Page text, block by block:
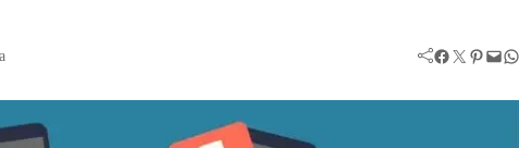
Facebook Twitter Pinterest Mail WhatsApp